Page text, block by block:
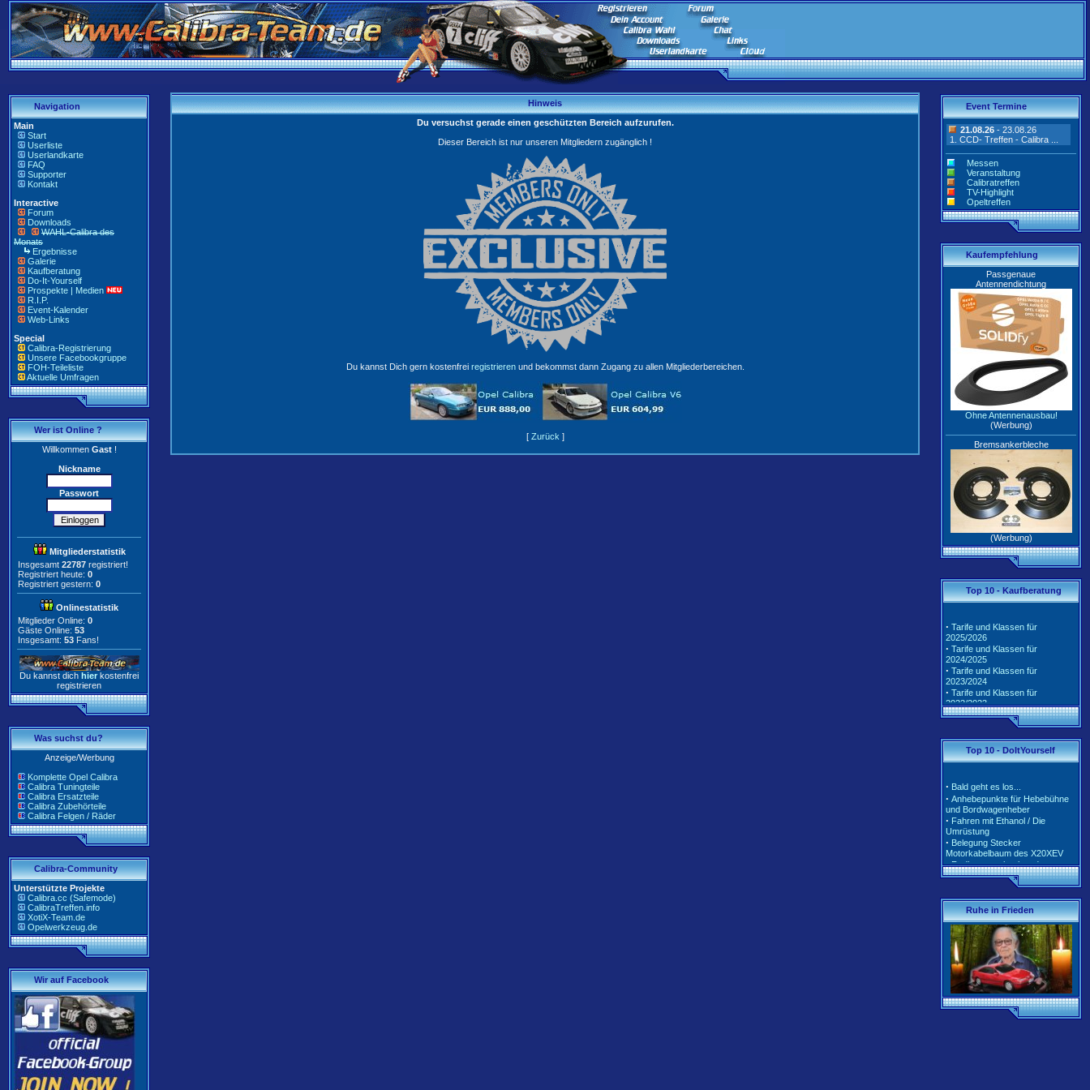
Navigation
Main
Start
Userliste
Userlandkarte
FAQ
Supporter
Kontakt
Interactive
Forum
Downloads
WAHL-Calibra des
Monats
Ergebnisse
Galerie
Kaufberatung
Do-It-Yourself
Prospekte | Medien
R.I.P.
Event-Kalender
Web-Links
Special
Calibra-Registrierung
Unsere Facebookgruppe
FOH-Teileliste
Aktuelle Umfragen
Wer ist Online ?
WillkommenGast!
Nickname
Passwort
Mitgliederstatistik
Insgesamt 22787 registriert!
Registriert heute: 0
Registriert gestern: 0
Onlinestatistik
Mitglieder Online: 0
Gäste Online: 53
Insgesamt: 53 Fans!
Du kannst dich hier kostenfrei
registrieren
Was suchst du?
Anzeige/Werbung
Komplette Opel Calibra
Calibra Tuningteile
Calibra Ersatzteile
Calibra Zubehörteile
Calibra Felgen / Räder
Calibra-Community
Unterstützte Projekte
Calibra.cc (Safemode)
CalibraTreffen.info
XotiX-Team.de
Opelwerkzeug.de
Wir auf Facebook
Hinweis
Du versuchst gerade einen geschützten Bereich aufzurufen.
Dieser Bereich ist nur unseren Mitgliedern zugänglich !
Du kannst Dich gern kostenfrei registrierenund bekommst dann Zugang zu allen Mitgliederbereichen.
[ Zurück ]
Event Termine
21.08.26 - 23.08.26
1. CCD- Treffen - Calibra ...
Messen
Veranstaltung
Calibratreffen
TV-Highlight
Opeltreffen
Kaufempfehlung
Passgenaue
Antennendichtung
Ohne Antennenausbau!
(Werbung)
Bremsankerbleche
(Werbung)
Top 10 - Kaufberatung
2025/2026
· Tarife und Klassen für
2024/2025
· Tarife und Klassen für
2023/2024
· Tarife und Klassen für
2022/2023
· Tarife und Klassen für
2021/2022
· Tarife und Klassen für
2020/2021
· Tarife und Klassen für
· Tarife und Klassen für
2017/2018
· Unterschiedliche Software der
Motorsteuerung inkl. Teile-Nr.
Top 10 - DoItYourself
Anhebepunkte für Hebebühne
und Bordwagenheber
· Fahren mit Ethanol / Die
Umrüstung
· Belegung Stecker
Motorkabelbaum des X20XEV
· Radlagerwechsel an der
Calibra 4x4 - Hinterachse
· Gerissene Krümmer beim
X20XEV- Ursache und Abhilfe
· Klimaanlage - So wird richtig
befüllt
· Anleitung zum Ausbau der
Pendelstütze (Querlenker/Stabi-
Bereich)
Anleitung zum Umbau des
Lenkrads auf das Corsa-B-
Facelift Modell
Anleitung zur Beleuchtung des
Schiebedachschalters mit LED
Ruhe in Frieden